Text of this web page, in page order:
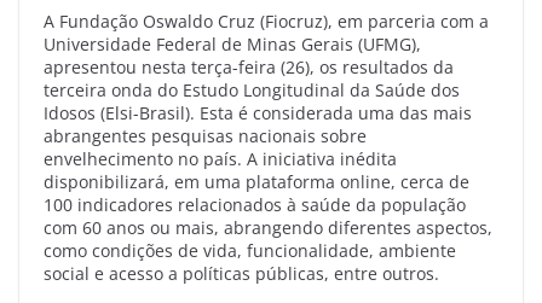
A Fundação Oswaldo Cruz (Fiocruz), em parceria com a
Universidade Federal de Minas Gerais (UFMG),
apresentou nesta terça-feira (26), os resultados da
terceira onda do Estudo Longitudinal da Saúde dos
Idosos (Elsi-Brasil). Esta é considerada uma das mais
abrangentes pesquisas nacionais sobre
envelhecimento no país. A iniciativa inédita
disponibilizará, em uma plataforma online, cerca de
100 indicadores relacionados à saúde da população
com 60 anos ou mais, abrangendo diferentes aspectos,
como condições de vida, funcionalidade, ambiente
social e acesso a políticas públicas, entre outros.